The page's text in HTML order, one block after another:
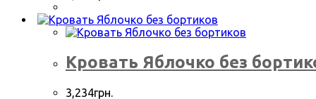
Кровать Яблочко без
3,234грн.